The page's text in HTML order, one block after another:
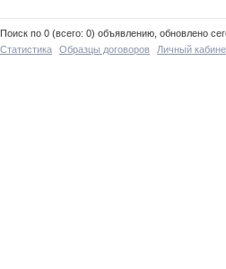
Поиск по 0 (всего: 0) объявлению, обновлено
Статистика
Образцы договоров Личный